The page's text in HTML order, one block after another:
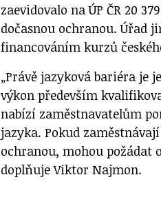
zaevidovalo na ÚP ČR 20
dočasnou ochranou. Úřad
financováním kurzů
„Právě jazyková bariéra je
výkon především
nabízí zaměstnavatelům
jazyka. Pokud
ochranou, mohou požádat
doplňuje Viktor Najmon.